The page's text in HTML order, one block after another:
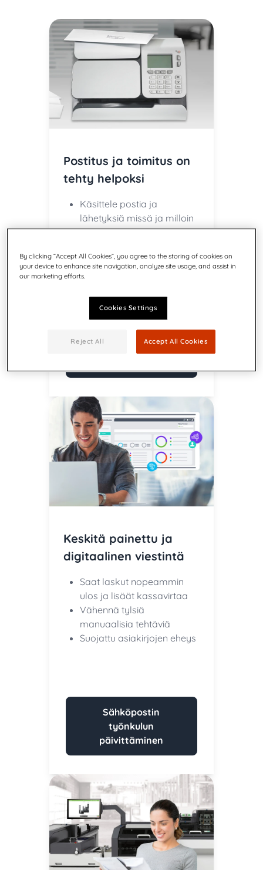
Postitus ja toimitus on
tehty helpoksi
Käsittele postia ja
lähetyksiä missä ja milloin
tahansa!
Lopeta kirjekuorien
täyttäminen käsin
Pienyritysten
Keskitä painettu ja
digitaalinen viestintä
Saat laskut nopeammin
ulos ja lisäät kassavirtaa
Vähennä tylsiä
manuaalisia tehtäviä
Suojattu asiakirjojen eheys
Sähköpostin
työnkulun
päivittäminen
By clicking “Accept All Cookies”, you agree to the storing of cookies on
your device to enhance site navigation, analyze site usage, and assist in
our marketing efforts.
Cookies Settings
Reject All Accept All Cookies